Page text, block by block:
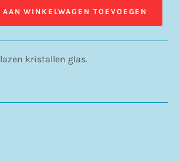
AAN WINKELWAGEN TOEVOEGEN
kristallen glas.